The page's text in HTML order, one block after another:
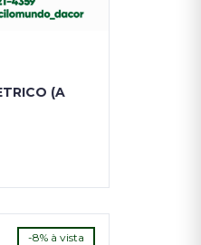
(A
-8% à vista